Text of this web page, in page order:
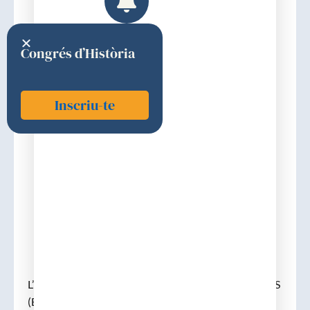
L’OBRA CIENTÍFICA DEL DOCTOR DAVID CARDÚS
(Barcelona, 1922 – Houston, 2003)
Congrés d’Història
Inscriu-te